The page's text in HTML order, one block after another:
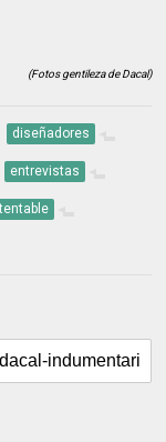
(Fotos gentileza de Dacal)
diseñadores
entrevistas